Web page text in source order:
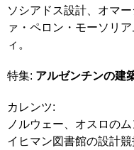
ソシアドス設計、オマ
ァ・ペロン・モーソリ
ィ。
特集: アルゼンチンの建
カレンツ:
ノルウェー、オスロの
イヒマン図書館の設計